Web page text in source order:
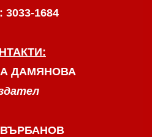
3033-1684
ДАМЯНОВА